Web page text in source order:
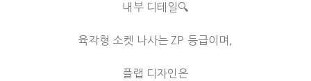
내부 디테일🔍
육각형 소켓 나사는 ZP 등급이며,
플랩 디자인은